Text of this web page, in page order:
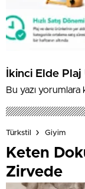
İkinci Elde
Bu yazı yorumlara
Türkstil Giyim
Keten
Zirvede